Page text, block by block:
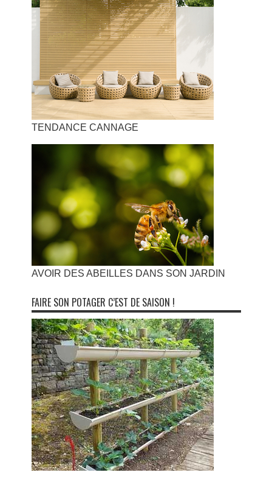
TENDANCE CANNAGE
AVOIR DES ABEILLES DANS SON JARDIN
FAIRE SON POTAGER C’EST DE SAISON !